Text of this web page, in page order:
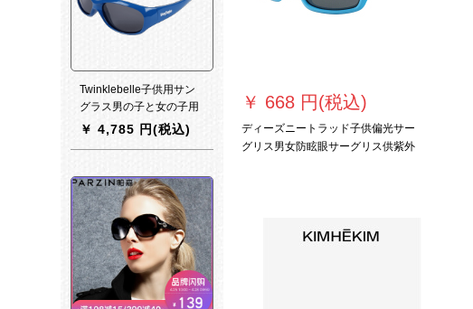
￥ 668 円(税込)
ディーズニートラッド子供偏光サー
グリス男女防眩眼サーグリス供紫外
Twinklebelle子供用サン
グラス男の子と女の子用
紫外線カーリング幼児用
￥ 4,785 円(税込)